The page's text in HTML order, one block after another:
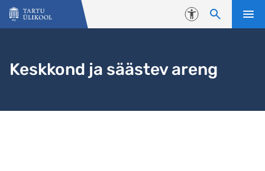
Liigu edasi põhisisu juurde
Juurdepääsetavus
Keskkond ja säästev areng